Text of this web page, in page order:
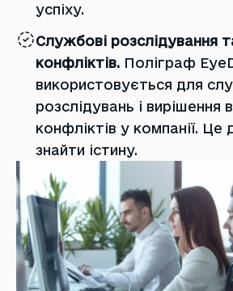
успіху.
Службові розслідування
конфліктів. Поліграф
використовується для
розслідувань і вирішення
конфліктів у компанії. Це
знайти істину.